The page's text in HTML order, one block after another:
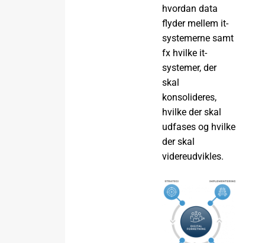
hvordan data
flyder mellem it-
systemerne samt
fx hvilke it-
systemer, der
skal
konsolideres,
hvilke der skal
udfases og hvilke
der skal
videreudvikles.